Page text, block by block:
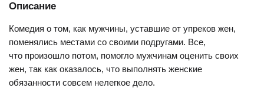
Описание
Комедия о том, как мужчины, уставшие от упреков жен,
поменялись местами со своими подругами. Все,
что произошло потом, помогло мужчинам оценить своих
жен, так как оказалось, что выполнять женские
обязанности совсем нелегкое дело.